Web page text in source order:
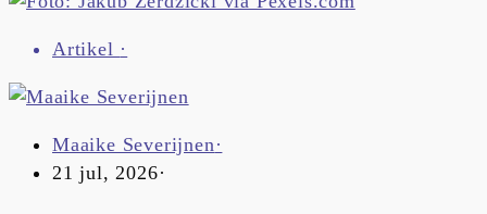
Artikel ·
Maaike Severijnen ·
21 jul, 2026·